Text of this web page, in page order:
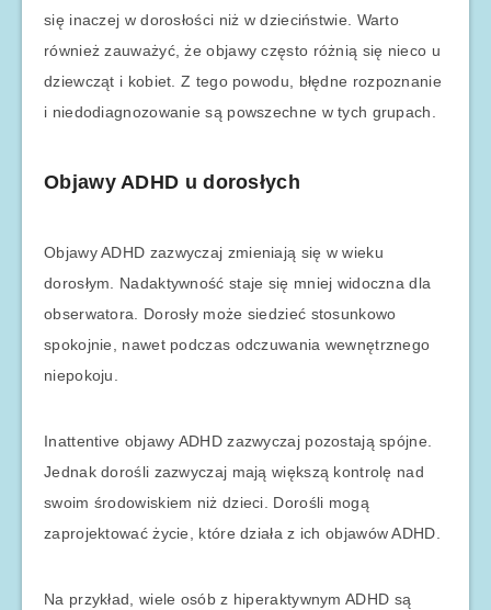
się inaczej w dorosłości niż w dzieciństwie. Warto
również zauważyć, że objawy często różnią się nieco u
dziewcząt i kobiet. Z tego powodu, błędne rozpoznanie
i niedodiagnozowanie są powszechne w tych grupach.
Objawy ADHD u dorosłych
Objawy ADHD zazwyczaj zmieniają się w wieku
dorosłym. Nadaktywność staje się mniej widoczna dla
obserwatora. Dorosły może siedzieć stosunkowo
spokojnie, nawet podczas odczuwania wewnętrznego
niepokoju.
Inattentive objawy ADHD zazwyczaj pozostają spójne.
Jednak dorośli zazwyczaj mają większą kontrolę nad
swoim środowiskiem niż dzieci. Dorośli mogą
zaprojektować życie, które działa z ich objawów ADHD.
Na przykład, wiele osób z hiperaktywnym ADHD są